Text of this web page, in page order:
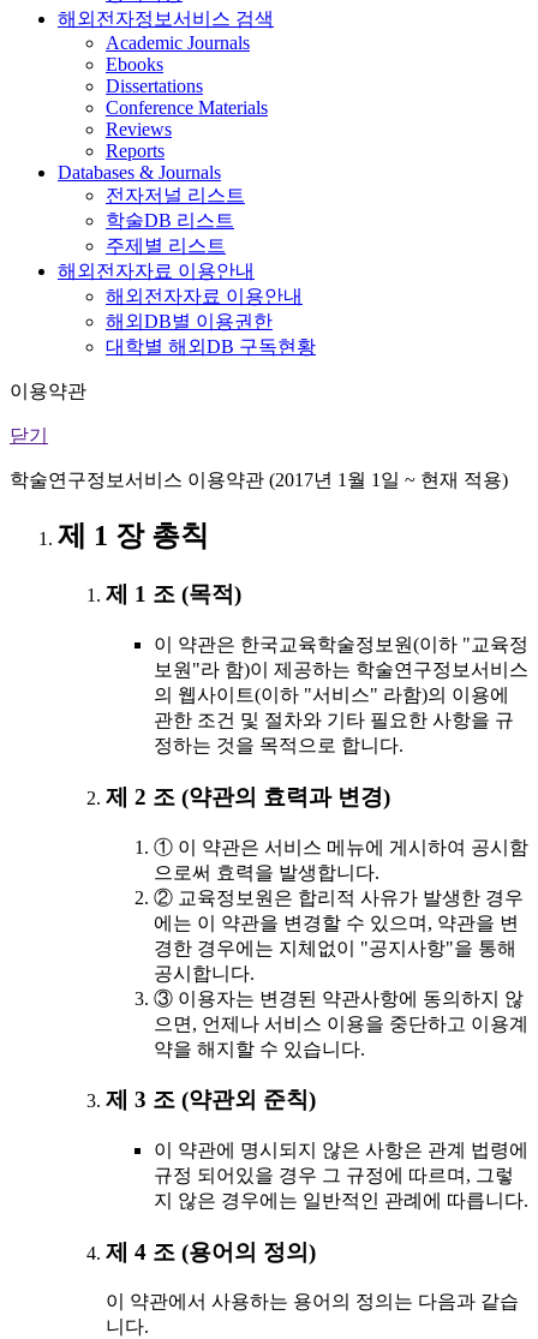
해외전자정보서비스 검색
Academic Journals
Ebooks
Dissertations
Conference Materials
Reviews
Reports
Databases & Journals
전자저널 리스트
학술DB 리스트
주제별 리스트
해외전자자료 이용안내
해외전자자료 이용안내
해외DB별 이용권한
대학별 해외DB 구독현황
이용약관
닫기
학술연구정보서비스 이용약관 (2017년 1월 1일 ~ 현재 적용)
제 1 장 총칙
제 1 조 (목적)
이 약관은 한국교육학술정보원(이하 "교육정
보원"라 함)이 제공하는 학술연구정보서비스
의 웹사이트(이하 "서비스" 라함)의 이용에
관한 조건 및 절차와 기타 필요한 사항을 규
정하는 것을 목적으로 합니다.
제 2 조 (약관의 효력과 변경)
① 이 약관은 서비스 메뉴에 게시하여 공시함
으로써 효력을 발생합니다.
② 교육정보원은 합리적 사유가 발생한 경우
에는 이 약관을 변경할 수 있으며, 약관을 변
경한 경우에는 지체없이 "공지사항"을 통해
공시합니다.
③ 이용자는 변경된 약관사항에 동의하지 않
으면, 언제나 서비스 이용을 중단하고 이용계
약을 해지할 수 있습니다.
제 3 조 (약관외 준칙)
이 약관에 명시되지 않은 사항은 관계 법령에
규정 되어있을 경우 그 규정에 따르며, 그렇
지 않은 경우에는 일반적인 관례에 따릅니다.
제 4 조 (용어의 정의)
이 약관에서 사용하는 용어의 정의는 다음과 같습
니다.